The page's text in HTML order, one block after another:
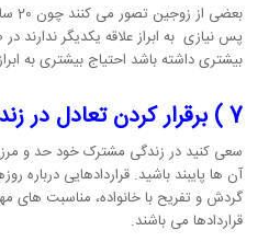
بعضی
پس نیازی به ابراز علاقه یکدیگر
بیشتری داشته باشد احتیاج بیشتری به
7 ) برقرار کردن تعادل در زندگی مشترک
سعی کنید در زندگی مشترک خود حد و
آن ها پایبند باشید. قراردادهایی درباره
گردش و تفریح با خانواده، مناسبت های
قراردادها می باشند.